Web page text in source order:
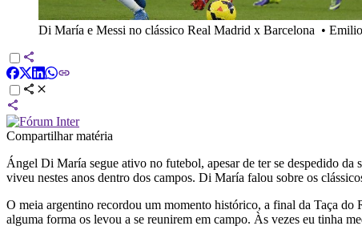
Di María e Messi no clássico Real Madrid x Barcelona •
Compartilhar matéria
Ángel Di María segue ativo no futebol, apesar de ter se despedido
viveu nestes anos dentro dos campos. Di María falou sobre os
O meia argentino recordou um momento histórico, a final da Taça do
alguma forma os levou a se reunirem em campo. Às vezes eu tinha